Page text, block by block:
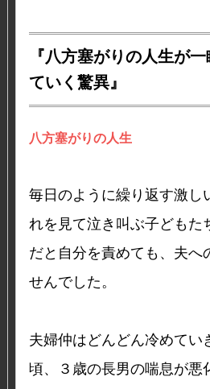
『八方塞がりの人生が
ていく驚異』
八方塞がりの人生
毎日のように繰り返す激し
れを見て泣き叫ぶ子どもた
だと自分を責めても、夫へ
せんでした。
夫婦仲はどんどん冷めてい
頃、３歳の長男の喘息が悪